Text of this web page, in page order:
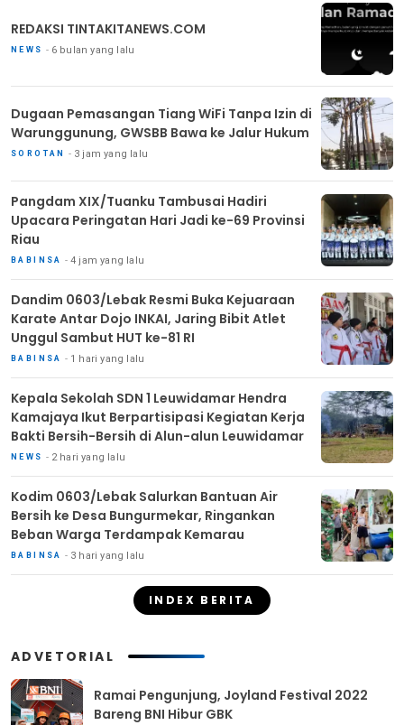
REDAKSI TINTAKITANEWS.COM
NEWS 6 bulan yang lalu
Dugaan Pemasangan Tiang WiFi Tanpa Izin di
Warunggunung, GWSBB Bawa ke Jalur Hukum
SOROTAN 3 jam yang lalu
Pangdam XIX/Tuanku Tambusai Hadiri
Upacara Peringatan Hari Jadi ke-69 Provinsi
Riau
BABINSA 4 jam yang lalu
Dandim 0603/Lebak Resmi Buka Kejuaraan
Karate Antar Dojo INKAI, Jaring Bibit Atlet
Unggul Sambut HUT ke-81 RI
BABINSA 1 hari yang lalu
Kepala Sekolah SDN 1 Leuwidamar Hendra
Kamajaya Ikut Berpartisipasi Kegiatan Kerja
Bakti Bersih-Bersih di Alun-alun Leuwidamar
NEWS 2 hari yang lalu
Kodim 0603/Lebak Salurkan Bantuan Air
Bersih ke Desa Bungurmekar, Ringankan
Beban Warga Terdampak Kemarau
BABINSA 3 hari yang lalu
INDEX BERITA
ADVETORIAL
Ramai Pengunjung, Joyland Festival 2022
Bareng BNI Hibur GBK